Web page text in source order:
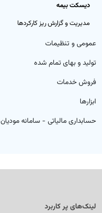
دیسکت بیمه
مدیریت و گزارش ریز کارکردها
عمومی و تنظیمات
تولید و بهای تمام شده
فروش خدمات
ابزارها
حسابداری مالیاتی - سامانه مودیان
لینک‌های پر کاربرد